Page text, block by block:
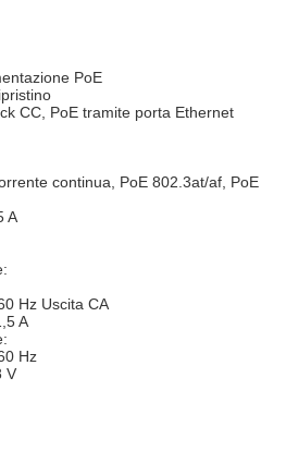
PoE
CC, PoE tramite porta Ethernet
continua, PoE 802.3at/af, PoE
A
Hz Uscita CA
A
Hz
V